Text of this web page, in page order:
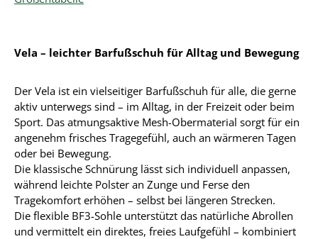
Vela – leichter Barfußschuh für Alltag und Bewegung
Der Vela ist ein vielseitiger Barfußschuh für alle, die gerne
aktiv unterwegs sind – im Alltag, in der Freizeit oder beim
Sport. Das atmungsaktive Mesh-Obermaterial sorgt für ein
angenehm frisches Tragegefühl, auch an wärmeren Tagen
oder bei Bewegung.
Die klassische Schnürung lässt sich individuell anpassen,
während leichte Polster an Zunge und Ferse den
Tragekomfort erhöhen – selbst bei längeren Strecken.
Die flexible BF3-Sohle unterstützt das natürliche Abrollen
und vermittelt ein direktes, freies Laufgefühl – kombiniert